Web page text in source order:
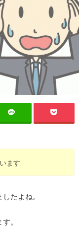
ます
たよね。
。